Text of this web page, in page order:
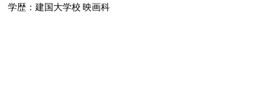
学歴：建国大学校 映画科